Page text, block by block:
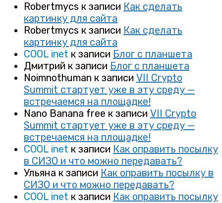
Robertmycs к записи Как сделать
картинку для сайта
Robertmycs к записи Как сделать
картинку для сайта
COOL inet к записи Блог с планшета
Дмитрий к записи Блог с планшета
Noimnothuman к записи VII Crypto
Summit стартует уже в эту среду —
встречаемся на площадке!
Nano Banana free к записи VII Crypto
Summit стартует уже в эту среду —
встречаемся на площадке!
COOL inet к записи Как оправить посылку
в СИЗО и что можно передавать?
Ульяна к записи Как оправить посылку в
СИЗО и что можно передавать?
COOL inet к записи Как оправить посылку